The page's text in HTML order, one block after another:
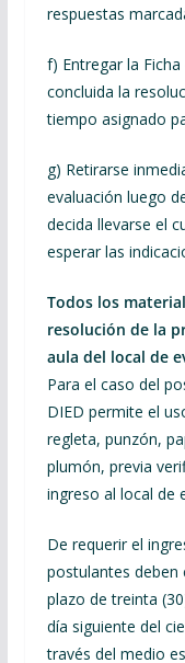
respuestas
f) Entregar la
concluida la
tiempo asignado
g) Retirarse
evaluación luego
decida llevarse el
esperar las
Todos los
resolución de la
aula del local de
Para el caso del
DIED permite el
regleta, punzón,
plumón, previa
ingreso al local de
De requerir el
postulantes deben
plazo de treinta
día siguiente del
través del medio